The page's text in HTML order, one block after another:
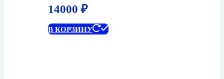
14000 ₽
В КОРЗИНУ